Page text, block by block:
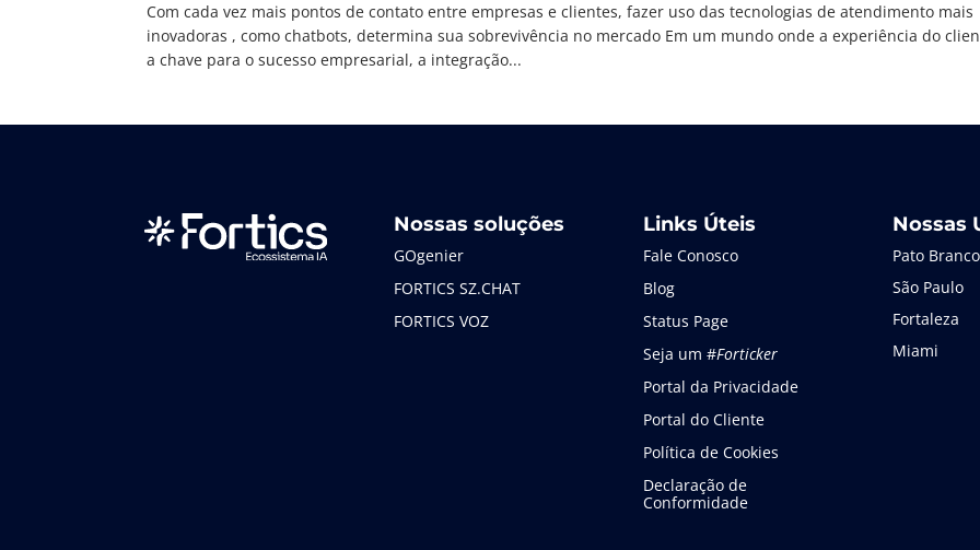
Com cada vez mais pontos de contato entre empresas e clientes, fazer uso das tecnologias de atendimento mais
inovadoras , como chatbots, determina sua sobrevivência no mercado Em um mundo onde a experiência do
a chave para o sucesso empresarial, a integração...
Nossas soluções
GOgenier
FORTICS SZ.CHAT
FORTICS VOZ
Links Úteis
Fale Conosco
Blog
Status Page
Seja um #Forticker
Portal da Privacidade
Portal do Cliente
Política de Cookies
Declaração de
Conformidade
Nossas
Pato Branco
São Paulo
Fortaleza
Miami